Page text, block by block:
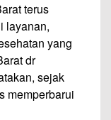
terus
layanan,
yang
dr
sejak
memperbarui